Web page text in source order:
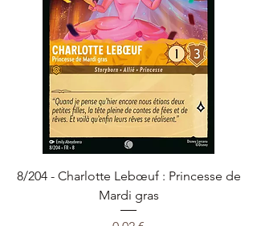
8/204 - Charlotte Lebœuf : Princesse de
Mardi gras